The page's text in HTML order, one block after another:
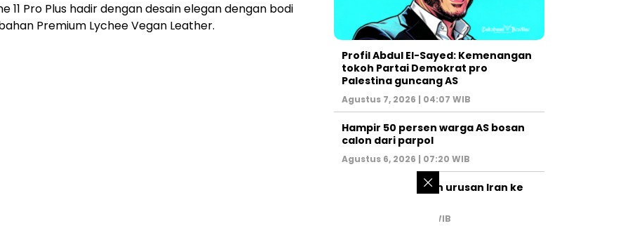
11 Pro Plus hadir dengan desain elegan dengan bodi
Premium Lychee Vegan Leather.
Profil Abdul El-Sayed: Kemenangan
tokoh Partai Demokrat pro
Palestina guncang AS
Agustus 7, 2026 | 04:07 WIB
Hampir 50 persen warga AS bosan
calon dari parpol
Agustus 6, 2026 | 07:20 WIB
PM Israel serahkan urusan Iran ke
Juli 31, 2026 | 02:47 WIB